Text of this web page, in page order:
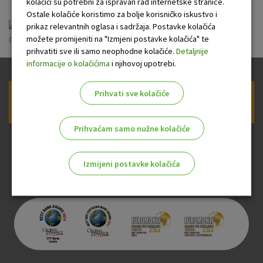
Opće informacije o računu strane fizičke
osobe.pdf
Prijava na newsletter OTP banke
Ostale kolačiće koristimo za bolje korisničko iskustvo i
prikaz relevantnih oglasa i sadržaja. Postavke kolačića
možete promijeniti na "Izmjeni postavke kolačića" te
prihvatiti sve ili samo neophodne kolačiće. Detaljnije
informacije o kolačićima i njihovoj upotrebi.
Prihvati sve kolačiće
Prihvaćam samo nužne kolačiće
Izmijeni postavke kolačića